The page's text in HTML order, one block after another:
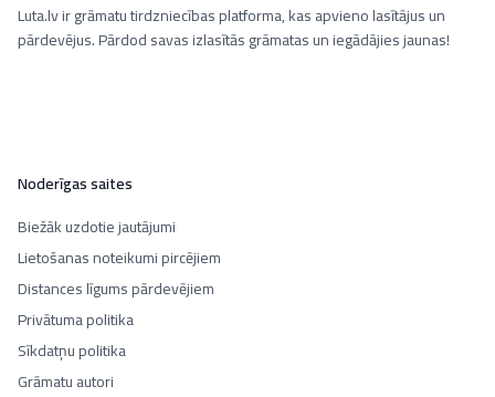
Luta.lv ir grāmatu tirdzniecības platforma, kas apvieno lasītājus un
pārdevējus. Pārdod savas izlasītās grāmatas un iegādājies jaunas!
Noderīgas saites
Biežāk uzdotie jautājumi
Lietošanas noteikumi pircējiem
Distances līgums pārdevējiem
Privātuma politika
Sīkdatņu politika
Grāmatu autori